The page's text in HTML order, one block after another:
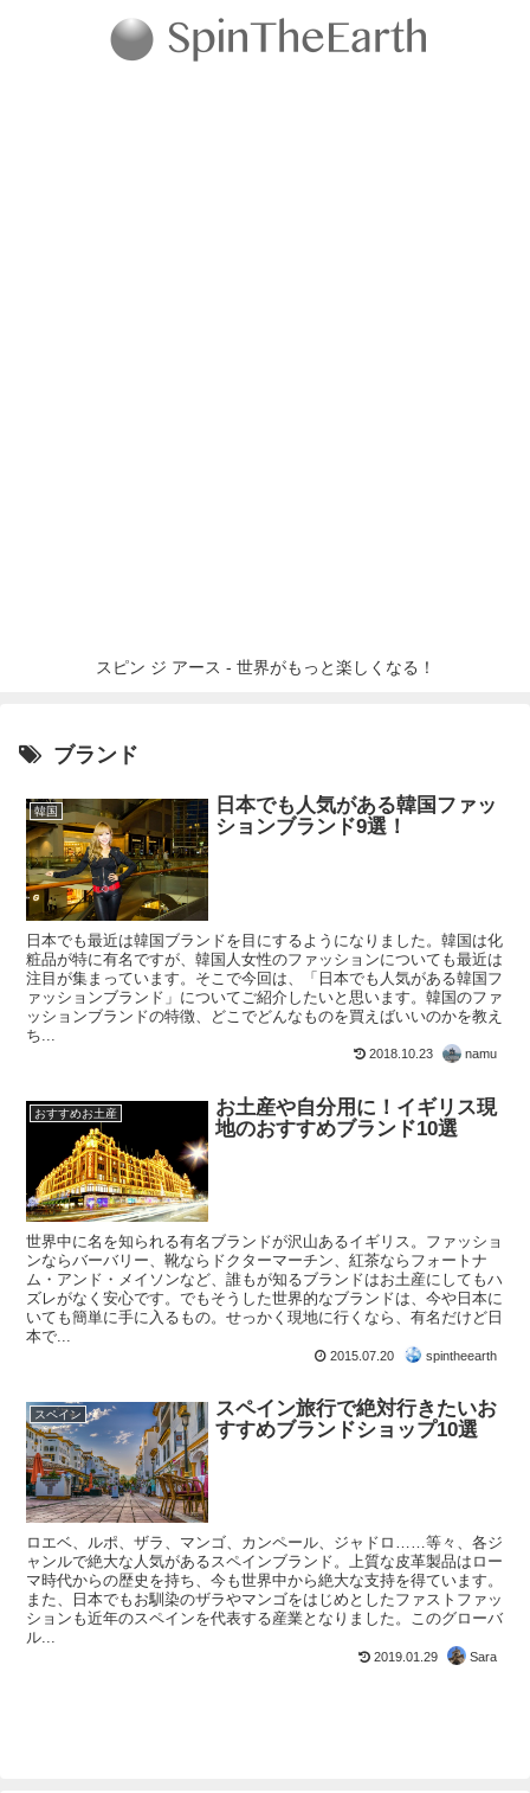
スピン ジ アース - 世界がもっと楽しくなる！
ブランド
韓国
日本でも人気がある韓国ファッ
ションブランド9選！
日本でも最近は韓国ブランドを目にするようになりました。韓国は化
粧品が特に有名ですが、韓国人女性のファッションについても最近は
注目が集まっています。そこで今回は、「日本でも人気がある韓国フ
ァッションブランド」についてご紹介したいと思います。韓国のファ
ッションブランドの特徴、どこでどんなものを買えばいいのかを教え
ち...
2018.10.23 namu
おすすめお土産
お土産や自分用に！イギリス現
地のおすすめブランド10選
世界中に名を知られる有名ブランドが沢山あるイギリス。ファッショ
ンならバーバリー、靴ならドクターマーチン、紅茶ならフォートナ
ム・アンド・メイソンなど、誰もが知るブランドはお土産にしてもハ
ズレがなく安心です。でもそうした世界的なブランドは、今や日本に
いても簡単に手に入るもの。せっかく現地に行くなら、有名だけど日
本で...
2015.07.20 spintheearth
スペイン
スペイン旅行で絶対行きたいお
すすめブランドショップ10選
ロエベ、ルポ、ザラ、マンゴ、カンペール、ジャドロ……等々、各ジ
ャンルで絶大な人気があるスペインブランド。上質な皮革製品はロー
マ時代からの歴史を持ち、今も世界中から絶大な支持を得ています。
また、日本でもお馴染のザラやマンゴをはじめとしたファストファッ
ションも近年のスペインを代表する産業となりました。このグローバ
ル...
2019.01.29 Sara